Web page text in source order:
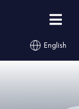
English